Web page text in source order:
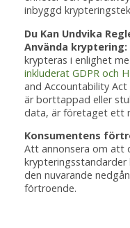
inbyggd
Du Kan Undvika
Använda kryptering:
krypteras i enlighet
inkluderat GDPR och
and Accountability Act
är borttappad eller
data, är företaget ett
Konsumentens
Att annonsera om att
krypteringsstandarder
den nuvarande
förtroende.